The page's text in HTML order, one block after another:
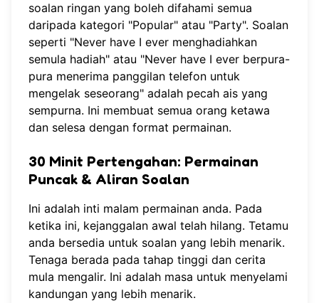
soalan ringan yang boleh difahami semua
daripada kategori "Popular" atau "Party". Soalan
seperti "Never have I ever menghadiahkan
semula hadiah" atau "Never have I ever berpura-
pura menerima panggilan telefon untuk
mengelak seseorang" adalah pecah ais yang
sempurna. Ini membuat semua orang ketawa
dan selesa dengan format permainan.
30 Minit Pertengahan: Permainan
Puncak & Aliran Soalan
Ini adalah inti malam permainan anda. Pada
ketika ini, kejanggalan awal telah hilang. Tetamu
anda bersedia untuk soalan yang lebih menarik.
Tenaga berada pada tahap tinggi dan cerita
mula mengalir. Ini adalah masa untuk menyelami
kandungan yang lebih menarik.